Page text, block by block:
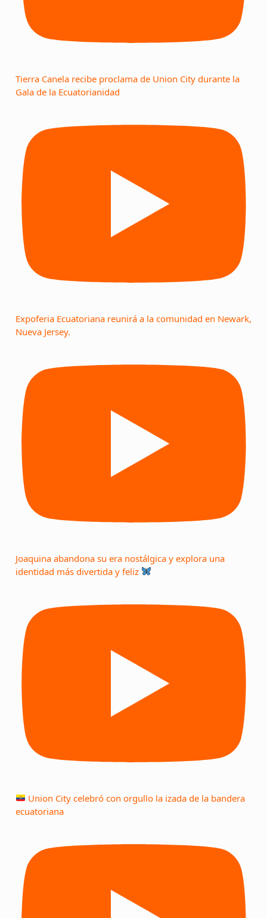
Tierra Canela recibe proclama de Union City durante la
Gala de la Ecuatorianidad
Expoferia Ecuatoriana reunirá a la comunidad en Newark,
Nueva Jersey.
Joaquina abandona su era nostálgica y explora una
identidad más divertida y feliz
Union City celebró con orgullo la izada de la bandera
ecuatoriana